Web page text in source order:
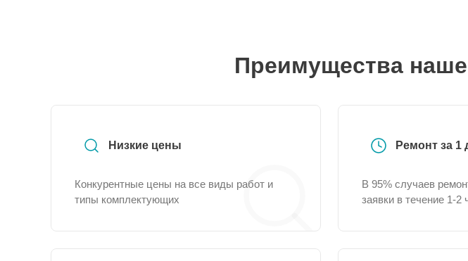
Преимущества
Низкие цены
Конкурентные цены на все виды работ и
типы комплектующих
Ремонт за 1
В 95% случаев
заявки в течение 1-2